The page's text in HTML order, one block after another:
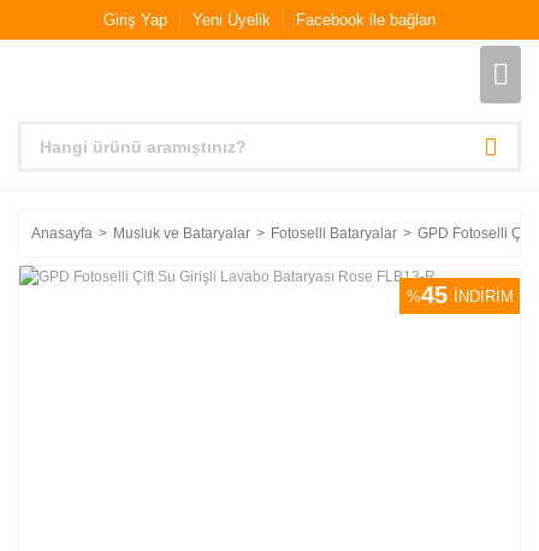
Giriş Yap Yeni Üyelik Facebook ile bağlan
Anasayfa Musluk ve Bataryalar Fotoselli Bataryalar GPD Fotoselli Çift
%45 İNDİRİM